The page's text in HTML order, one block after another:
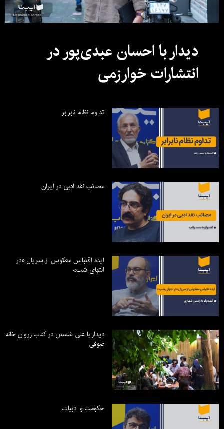
دیدار با احسان عبدی‌پور در
انتشارات خوارزمی
تداوم نظام نابرابر
مصائب نقد ادبی در ایران
ایده اقتباس معکوس از سریال «در
انتهای شب»
دیدار با علی شمس در کتاب زروان خانه
صوفی
حکومت و ادبیات